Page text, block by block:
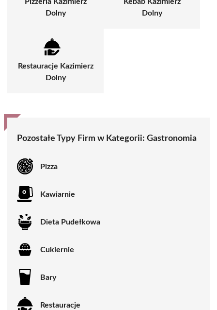
Dolny
Dolny
Restauracje Kazimierz
Dolny
Pozostałe Typy Firm w Kategorii: Gastronomia
Pizza
Kawiarnie
Dieta Pudełkowa
Cukiernie
Bary
Restauracje